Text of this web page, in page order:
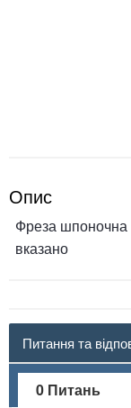
Опис
Фреза шпоночна
вказано
Питання та
0 Питань